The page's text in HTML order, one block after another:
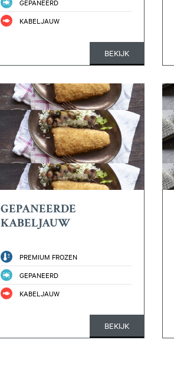
GEPANEERD
KABELJAUW
BEKIJK
GEPANEERDE
KABELJAUW
PREMIUM FROZEN
GEPANEERD
KABELJAUW
BEKIJK